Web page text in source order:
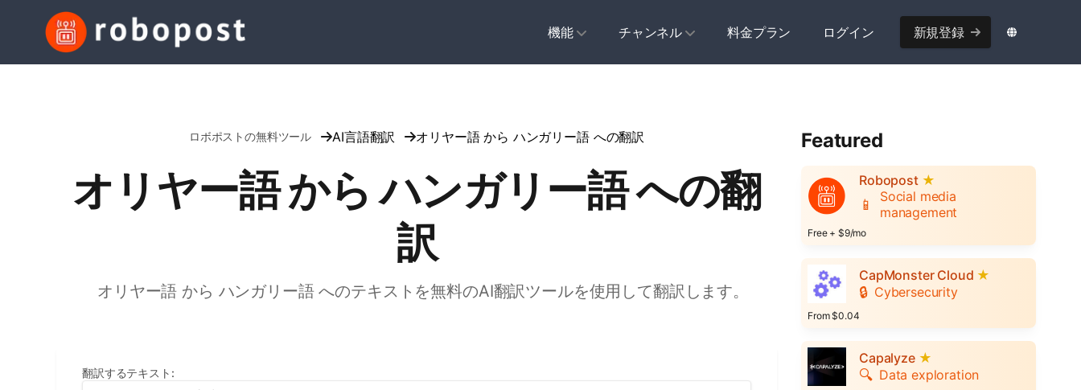
機能 チャンネル 料金プラン ログイン 新規登録
ロボポストの無料ツール AI言語翻訳 オリヤー語 から ハンガリー語 への翻訳
オリヤー語 から ハンガリー語 への翻
訳
オリヤー語 から ハンガリー語 へのテキストを無料のAI翻訳ツールを使用して翻訳します。
翻訳するテキスト :
Featured
Robopost ★
📱
Social media
management
Free + $9/mo
CapMonster Cloud ★
🔒 Cybersecurity
From $0.04
Capalyze ★
🔍 Data exploration